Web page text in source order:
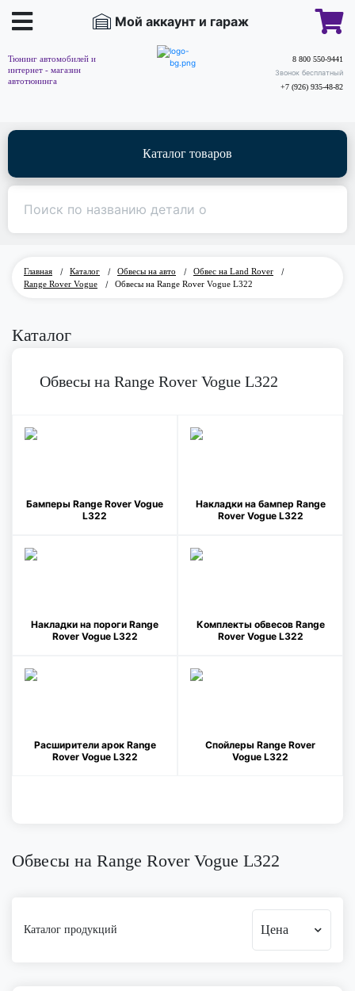
Мой аккаунт и гараж
Тюнинг автомобилей и
интернет - магазин
автотюнинга
8 800 550-9441
Звонок бесплатный
+7 (926) 935-48-82
Каталог товаров
Главная / Каталог / Обвесы на авто / Обвес на Land Rover
/
Range Rover Vogue
/ Обвесы на Range Rover Vogue L322
Каталог
Обвесы на Range Rover Vogue L322
Бамперы Range Rover Vogue
L322
Накладки на бампер Range
Rover Vogue L322
Накладки на пороги Range
Rover Vogue L322
Комплекты обвесов Range
Rover Vogue L322
Расширители арок Range
Rover Vogue L322
Спойлеры Range Rover
Vogue L322
Обвесы на Range Rover Vogue L322
Каталог продукций Цена